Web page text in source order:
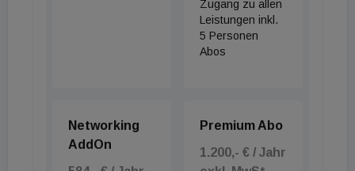
Airbnb mit einer Dauer von insgesamt maximal 90
Tagen im Jahr sind weiterhin ausgenommen.
Fürs Parken kommt anstelle einer einheitlichen
Prozent bzw. 80 Prozent gesenkt. Gleichzeitig wird
die E-Ladeinfrastruktur ausgebaut.
Zugang zu allen
Leistungen inkl.
5 Personen
Abos
Networking
AddOn
Premium Abo
1.200,- € / Jahr